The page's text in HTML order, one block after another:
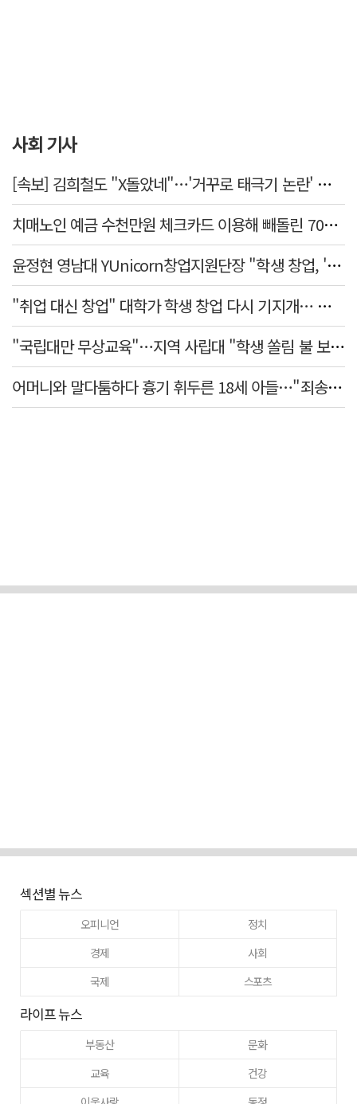
사회 기사
[속보] 김희철도 "X돌았네"…'거꾸로 태극기 논란' 인천시 현수막, 이틀 만에 철거
치매노인 예금 수천만원 체크카드 이용해 빼돌린 70대 간병인, 집행유예
윤정현 영남대 YUnicorn창업지원단장 "학생 창업, '팀 빌딩'이 제일 중요"
"취업 대신 창업" 대학가 학생 창업 다시 기지개… 창업자·기업·매출 동반 성장
"국립대만 무상교육"…지역 사립대 "학생 쏠림 불 보듯"
어머니와 말다툼하다 흉기 휘두른 18세 아들…"죄송하지 않나" 묻자 침묵
섹션별 뉴스
오피니언
정치
경제
사회
국제
스포츠
라이프 뉴스
부동산
문화
교육
건강